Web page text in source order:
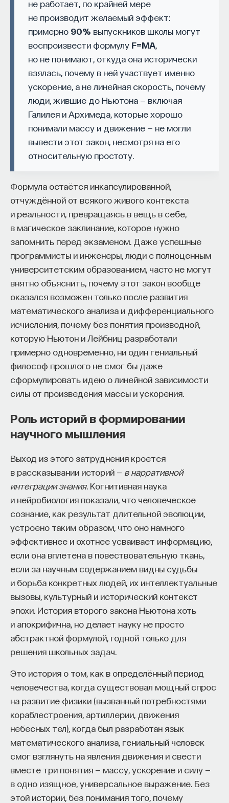
не работает, по крайней мере
не производит желаемый эффект:
примерно 90% выпускников школы могут
воспроизвести формулу F=MA
но не понимают, откуда она исторически
взялась, почему в ней участвует именно
ускорение, а не линейная скорость, почему
люди, жившие до Ньютона — включая
Галилея и Архимеда, которые хорошо
понимали массу и движение — не могли
вывести этот закон, несмотря на его
относительную простоту.
Формула остаётся инкапсулированной,
отчуждённой от всякого живого контекста
и реальности, превращаясь в вещь в себе,
в магическое заклинание, которое нужно
запомнить перед экзаменом. Даже успешные
программисты и инженеры, люди с полноценным
университетским образованием, часто не могут
внятно объяснить, почему этот закон вообще
оказался возможен только после развития
математического анализа и дифференциального
исчисления, почему без понятия производной,
которую Ньютон и Лейбниц разработали
примерно одновременно, ни один гениальный
философ прошлого не смог бы даже
сформулировать идею о линейной зависимости
силы от произведения массы и ускорения.
Роль историй в формировании
научного мышления
Выход из этого затруднения кроется
в рассказывании историй — в нарративной
интеграции знания. Когнитивная наука
и нейробиология показали, что человеческое
сознание, как результат длительной эволюции,
устроено таким образом, что оно намного
эффективнее и охотнее усваивает информацию,
если она вплетена в повествовательную ткань,
если за научным содержанием видны судьбы
и борьба конкретных людей, их интеллектуальные
вызовы, культурный и исторический контекст
эпохи. История второго закона Ньютона хоть
и апокрифична, но делает науку не просто
абстрактной формулой, годной только для
решения школьных задач.
Это история о том, как в определённый период
человечества, когда существовал мощный спрос
на развитие физики (вызванный потребностями
кораблестроения, артиллерии, движения
небесных тел), когда был разработан язык
математического анализа, гениальный человек
смог взглянуть на явления движения и свести
вместе три понятия — массу, ускорение и силу —
в одно изящное, универсальное выражение. Без
этой истории, без понимания того, почему